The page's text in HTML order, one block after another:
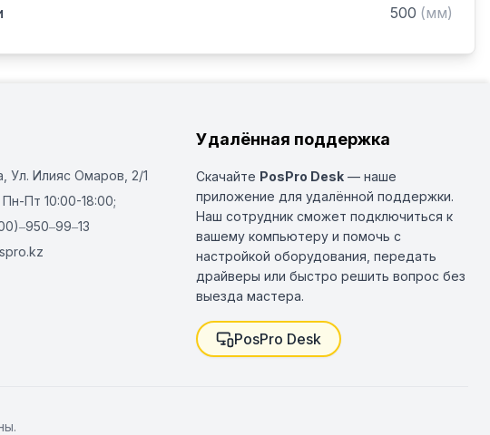
500 (мм)
​Ул. Илияс Омаров, 2/1
Пн-Пт 10:00-18:00;
Удалённая поддержка
Скачайте PosPro Desk — наше
приложение для удалённой поддержки.
Наш сотрудник сможет подключиться к
вашему компьютеру и помочь с
настройкой оборудования, передать
драйверы или быстро решить вопрос без
выезда мастера.
PosPro Desk